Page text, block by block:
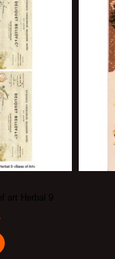
art Herbal 9